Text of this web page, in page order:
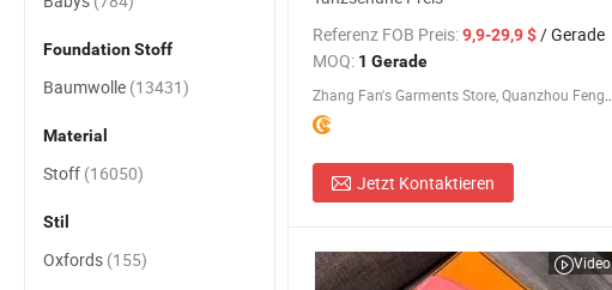
Referenz FOB Preis:9,9-29,9 $/ Gerade
MOQ: 1 Gerade
Jetzt Kontaktieren
Video
Foundation Stoff
Baumwolle (13431)
Material
Stoff (16050)
Stil
Oxfords (155)